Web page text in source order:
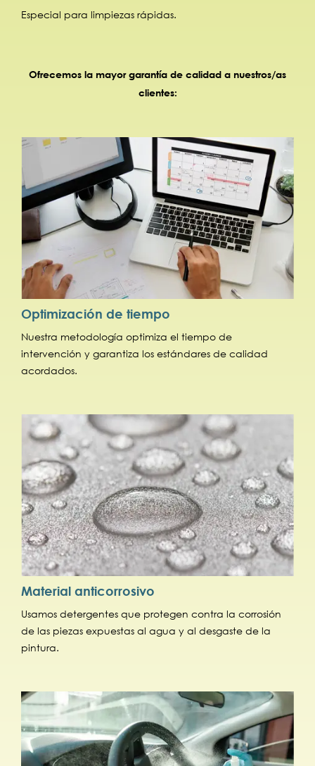
Especial para limpiezas rápidas.
Ofrecemos la mayor garantía de calidad a nuestros/as
clientes:
Optimización de tiempo
Nuestra metodología optimiza el tiempo de
intervención y garantiza los estándares de calidad
acordados.
Material anticorrosivo
Usamos detergentes que protegen contra la corrosión
de las piezas expuestas al agua y al desgaste de la
pintura.